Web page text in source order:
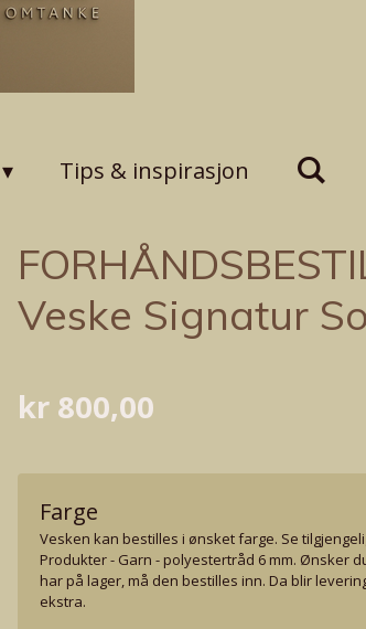
Tips & inspirasjon
Veske Signatur
kr 800,00
Farge
Vesken kan bestilles i ønsket farge. Se
Produkter - Garn - polyestertråd 6 mm. Ønsker
har på lager, må den bestilles inn. Da blir
ekstra.